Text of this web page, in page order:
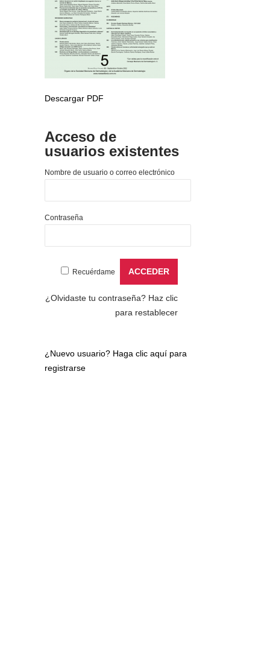
Descargar PDF
Acceso de
usuarios existentes
Nombre de usuario o correo electrónico
Contraseña
Recuérdame
¿Olvidaste tu contraseña? Haz clic
para restablecer
¿Nuevo usuario? Haga clic aquí para
registrarse